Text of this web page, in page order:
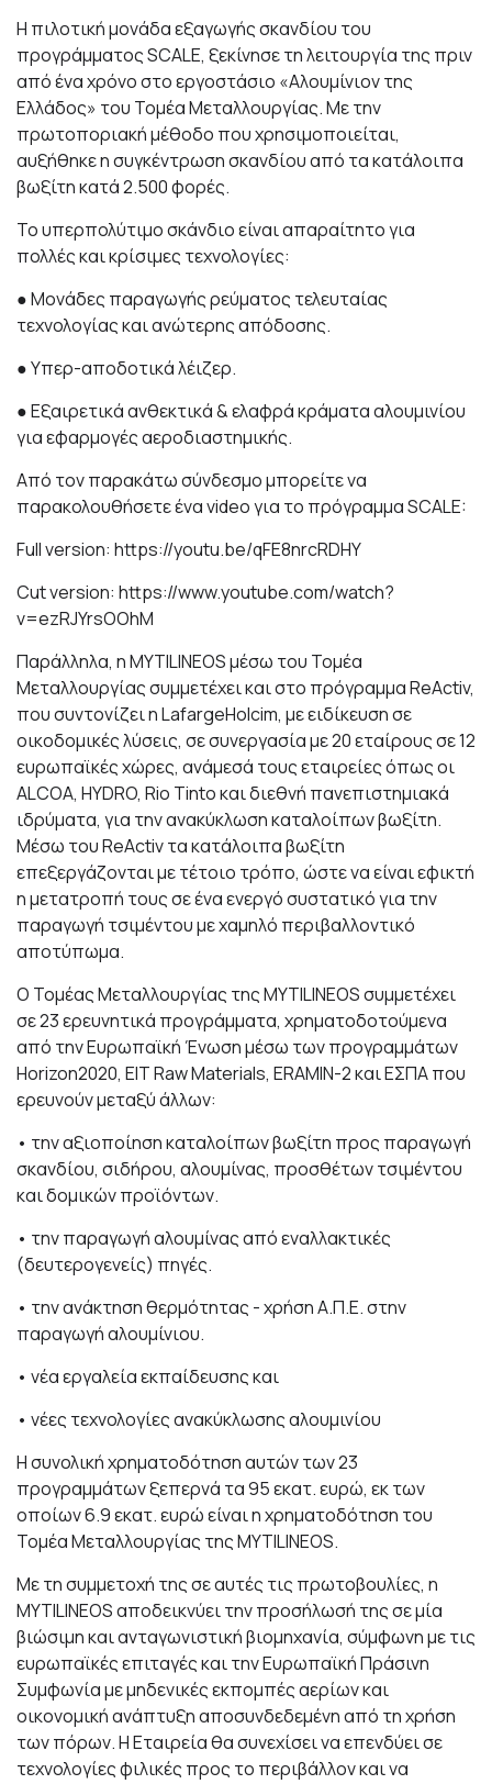
Η πιλοτική μονάδα εξαγωγής σκανδίου του
προγράμματοςSCALE, ξεκίνησε τη λειτουργία της πριν
από ένα χρόνο στο εργοστάσιο «Αλουμίνιον της
Ελλάδος» του Τομέα Μεταλλουργίας. Με την
πρωτοποριακή μέθοδο που χρησιμοποιείται,
αυξήθηκε η συγκέντρωση σκανδίου από τα κατάλοιπα
βωξίτη κατά 2.500 φορές.
Το υπερπολύτιμο σκάνδιο είναι απαραίτητο για
πολλές και κρίσιμες τεχνολογίες:
● Μονάδες παραγωγής ρεύματος τελευταίας
τεχνολογίας και ανώτερης απόδοσης.
● Υπερ-αποδοτικά λέιζερ.
● Εξαιρετικά ανθεκτικά & ελαφρά κράματα αλουμινίου
για εφαρμογές αεροδιαστημικής.
Από τον παρακάτω σύνδεσμο μπορείτε να
παρακολουθήσετε έναvideoγια το πρόγραμμαSCALE:
Full version: https://youtu.be/qFE8nrcRDHY
Cut version: https://www.youtube.com/watch?
v=ezRJYrsOOhM
Παράλληλα, ηMYTILINEOSμέσω του Τομέα
Μεταλλουργίας συμμετέχει και στο πρόγραμμαReActiv,
που συντονίζει η LafargeHolcim, με ειδίκευση σε
οικοδομικές λύσεις, σε συνεργασία με 20 εταίρους σε 12
ευρωπαϊκές χώρες, ανάμεσά τους εταιρείες όπως οι
ALCOA, HYDRO, Rio Tinto και διεθνή πανεπιστημιακά
ιδρύματα, για την ανακύκλωση καταλοίπων βωξίτη.
Μέσω τουReActivτα κατάλοιπα βωξίτη
επεξεργάζονται με τέτοιο τρόπο, ώστε να είναι εφικτή
η μετατροπή τους σε ένα ενεργό συστατικό για την
παραγωγή τσιμέντου με χαμηλό περιβαλλοντικό
αποτύπωμα.
Ο Τομέας Μεταλλουργίας τηςMYTILINEOSσυμμετέχει
σε 23 ερευνητικά προγράμματα, χρηματοδοτούμενα
από την Ευρωπαϊκή Ένωση μέσω των προγραμμάτων
Ηorizon2020, ΕΙΤ Raw Materials, ΕRAMIN-2 και ΕΣΠΑ που
ερευνούν μεταξύ άλλων:
• την αξιοποίηση καταλοίπων βωξίτη προς παραγωγή
σκανδίου, σιδήρου, αλουμίνας, προσθέτων τσιμέντου
και δομικών προϊόντων.
• την παραγωγή αλουμίνας από εναλλακτικές
(δευτερογενείς) πηγές.
• την ανάκτηση θερμότητας - χρήση Α.Π.Ε. στην
παραγωγή αλουμίνιου.
• νέα εργαλεία εκπαίδευσης και
• νέες τεχνολογίες ανακύκλωσης αλουμινίου
Η συνολική χρηματοδότηση αυτών των 23
προγραμμάτων ξεπερνά τα 95 εκατ. ευρώ, εκ των
οποίων 6.9 εκατ. ευρώ είναι η χρηματοδότηση του
Τομέα Μεταλλουργίας της MYTILINEOS.
Με τη συμμετοχή της σε αυτές τις πρωτοβουλίες, η
MYTILINEOSαποδεικνύει την προσήλωσή της σε μία
βιώσιμη και ανταγωνιστική βιομηχανία, σύμφωνη με τις
ευρωπαϊκές επιταγές και την Ευρωπαϊκή Πράσινη
Συμφωνία με μηδενικές εκπομπές αερίων και
οικονομική ανάπτυξη αποσυνδεδεμένη από τη χρήση
των πόρων. Η Εταιρεία θα συνεχίσει να επενδύει σε
τεχνολογίες φιλικές προς το περιβάλλον και να